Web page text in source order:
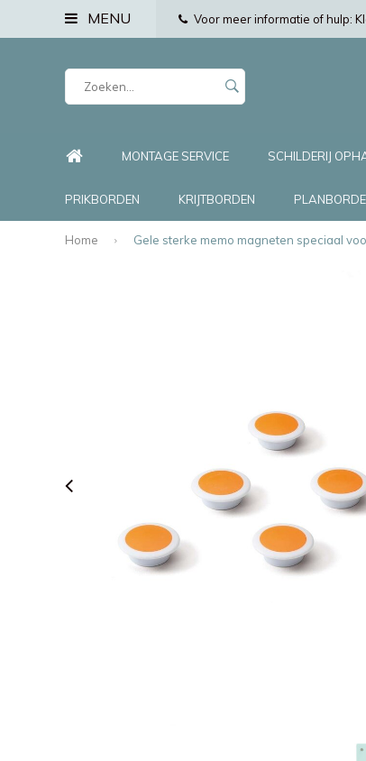
MENU Voor meer informatie of hulp:
MONTAGE SERVICE SCHILDERIJ
PRIKBORDEN KRIJTBORDEN
Home Gele sterke memo magneten speciaal